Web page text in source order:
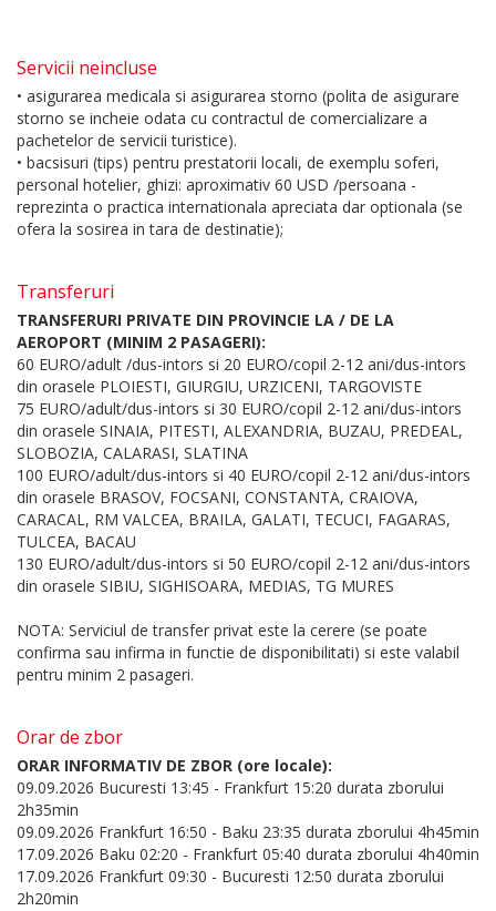
Servicii neincluse
• asigurarea medicala si asigurarea storno (polita de asigurare
storno se incheie odata cu contractul de comercializare a
pachetelor de servicii turistice).
• bacsisuri (tips) pentru prestatorii locali, de exemplu soferi,
personal hotelier, ghizi: aproximativ 60 USD /persoana -
reprezinta o practica internationala apreciata dar optionala (se
ofera la sosirea in tara de destinatie);
Transferuri
TRANSFERURI PRIVATE DIN PROVINCIE LA / DE LA
AEROPORT (MINIM 2 PASAGERI):
60 EURO/adult /dus-intors si 20 EURO/copil 2-12 ani/dus-intors
din orasele PLOIESTI, GIURGIU, URZICENI, TARGOVISTE
75 EURO/adult/dus-intors si 30 EURO/copil 2-12 ani/dus-intors
din orasele SINAIA, PITESTI, ALEXANDRIA, BUZAU, PREDEAL,
SLOBOZIA, CALARASI, SLATINA
100 EURO/adult/dus-intors si 40 EURO/copil 2-12 ani/dus-intors
din orasele BRASOV, FOCSANI, CONSTANTA, CRAIOVA,
CARACAL, RM VALCEA, BRAILA, GALATI, TECUCI, FAGARAS,
TULCEA, BACAU
130 EURO/adult/dus-intors si 50 EURO/copil 2-12 ani/dus-intors
din orasele SIBIU, SIGHISOARA, MEDIAS, TG MURES
NOTA: Serviciul de transfer privat este la cerere (se poate
confirma sau infirma in functie de disponibilitati) si este valabil
pentru minim 2 pasageri.
Orar de zbor
ORAR INFORMATIV DE ZBOR (ore locale):
09.09.2026 Bucuresti 13:45 - Frankfurt 15:20 durata zborului
2h35min
09.09.2026 Frankfurt 16:50 - Baku 23:35 durata zborului 4h45min
17.09.2026 Baku 02:20 - Frankfurt 05:40 durata zborului 4h40min
17.09.2026 Frankfurt 09:30 - Bucuresti 12:50 durata zborului
2h20min